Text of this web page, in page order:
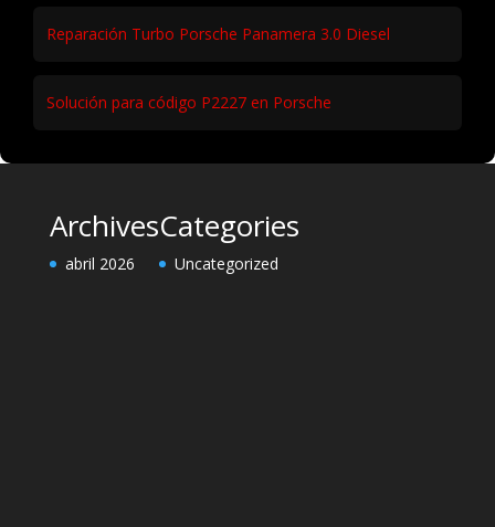
Reparación Turbo Porsche Panamera 3.0 Diesel
Solución para código P2227 en Porsche
Archives
abril 2026
Categories
Uncategorized